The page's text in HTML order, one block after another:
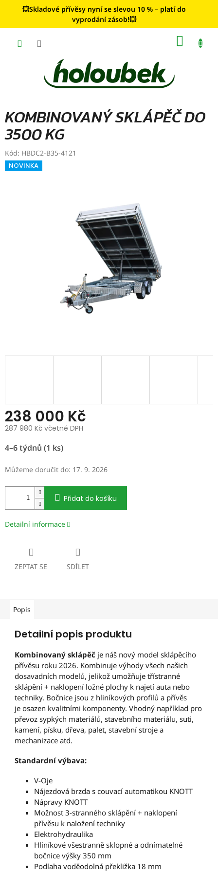
💥Skladové přívěsy nyní se slevou 10 % – platí do
vyprodání zásob!💥
KOMBINOVANÝ SKLÁPĚČ DO
3500 KG
Kód: HBDC2-B35-4121
NOVINKA
238 000 Kč
287 980 Kč včetně DPH
cena:
4–6 týdnů (1 ks)
Můžeme doručit do: 17. 9. 2026
Přidat do košíku
Detailní informace
ZEPTAT SE SDÍLET
Popis
Detailní popis produktu
Kombinovaný sklápěč je náš nový model sklápěcího
přívěsu roku 2026. Kombinuje výhody všech našich
dosavadních modelů, jelikož umožňuje třístranné
sklápění + naklopení ložné plochy k najetí auta nebo
techniky. Bočnice jsou z hliníkových profilů a přívěs
je osazen kvalitními komponenty. Vhodný například pro
převoz sypkých materiálů, stavebního materiálu, suti,
kamení, písku, dřeva, palet, stavební stroje a
mechanizace atd.
Standardní výbava:
V-Oje
Nájezdová brzda s couvací automatikou KNOTT
Nápravy KNOTT
Možnost 3-stranného sklápění + naklopení
přívěsu k naložení techniky
Elektrohydraulika
Hliníkové všestranně sklopné a odnímatelné
bočnice výšky 350 mm
Podlaha voděodolná překližka 18 mm